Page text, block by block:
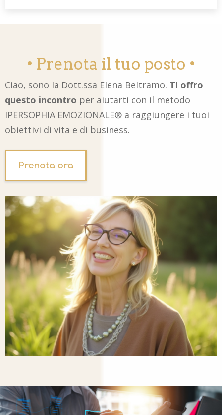
• Prenota il tuo posto •
Ciao, sono la Dott.ssa Elena Beltramo. Ti offro
questo incontro per aiutarti con il metodo
IPERSOPHIA EMOZIONALE® a raggiungere i tuoi
obiettivi di vita e di business.
Prenota ora